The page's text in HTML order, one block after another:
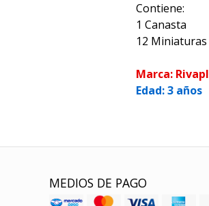
Contiene:
1 Canasta
12
Marca:
Edad: 3 años
MEDIOS DE PAGO